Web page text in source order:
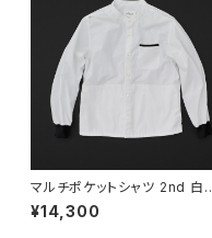
マルチポケットシャツ 2nd 白×
黒+P
¥14,300